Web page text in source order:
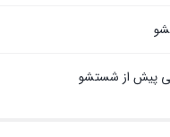
پیش از شستشو